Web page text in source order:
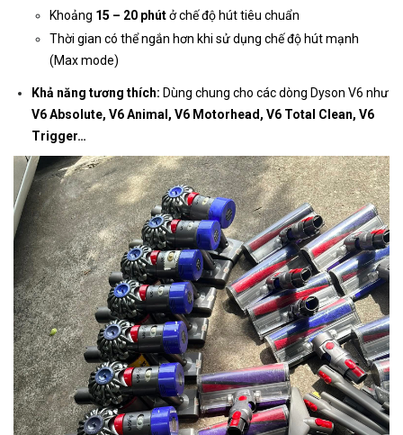
Khoảng 15 – 20 phútở chế độ hút tiêu chuẩn
Thời gian có thể ngắn hơn khi sử dụng chế độ hút mạnh
(Max mode)
Khả năng tương thích: Dùng chung cho các dòng Dyson V6 như
V6 Absolute, V6 Animal, V6 Motorhead, V6 Total Clean, V6
Trigger…